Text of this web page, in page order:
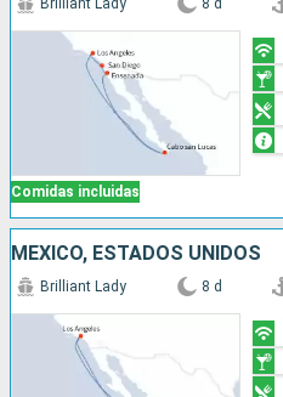
Comidas incluidas
Brilliant Lady 8 d
MÉXICO, ESTADOS UNIDOS
Brilliant Lady 8 d